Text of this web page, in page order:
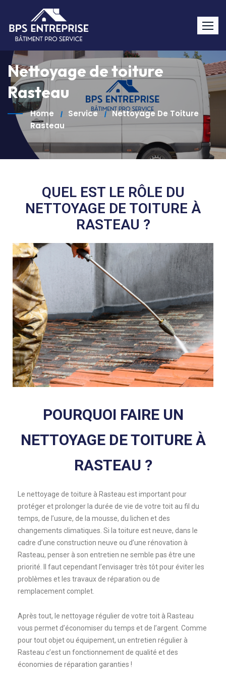
Nettoyage de toiture
Rasteau
Home Service
Nettoyage De Toiture
Rasteau
QUEL EST LE RÔLE DU
NETTOYAGE DE TOITURE À
RASTEAU ?
POURQUOI FAIRE UN
NETTOYAGE DE TOITURE À
RASTEAU ?
Le nettoyage de toiture à Rasteau est important pour
protéger et prolonger la durée de vie de votre toit au fil du
temps, de l’usure, de la mousse, du lichen et des
changements climatiques. Si la toiture est neuve, dans le
cadre d’une construction neuve ou d’une rénovation à
Rasteau, penser à son entretien ne semble pas être une
priorité. Il faut cependant l’envisager très tôt pour éviter les
problèmes et les travaux de réparation ou de
remplacement complet.
Après tout, le nettoyage régulier de votre toit à Rasteau
vous permet d’économiser du temps et de l’argent. Comme
pour tout objet ou équipement, un entretien régulier à
Rasteau c’est un fonctionnement de qualité et des
économies de réparation garanties !